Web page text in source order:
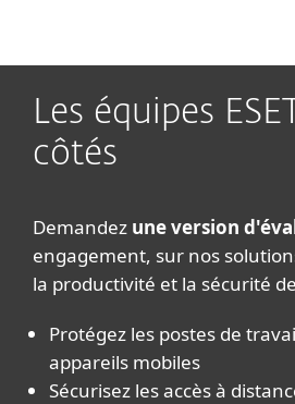
Les équipes
côtés​
Demandez une version
engagement, sur nos
la productivité et la sécurité
Protégez les postes de
appareils mobiles​
Sécurisez les accès à